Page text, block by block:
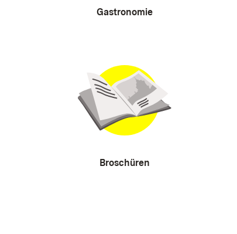
Gastronomie
Broschüren